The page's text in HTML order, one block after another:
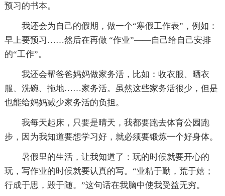
预习的书本。
我还会为自己的假期，做一个“寒假工作表”，例如：
早上要预习……然后在再做 “作业”——自己给自己安排
的“工作”。
我还会帮爸爸妈妈做家务活，比如：收衣服、晒衣
服、洗碗、拖地……家务活。虽然这些家务活很少，但是
也能给妈妈减少家务活的负担。
我每天起床，只要是晴天，我都要跑去体育公园跑
步，因为我知道要想学习好，就必须要锻炼一个好身体。
暑假里的生活，让我知道了：玩的时候就要开心的
玩，写作业的时候就要认真的写。“业精于勤，荒于嬉；
行成于思，毁于随。”这句话在我脑中使我受益无穷。